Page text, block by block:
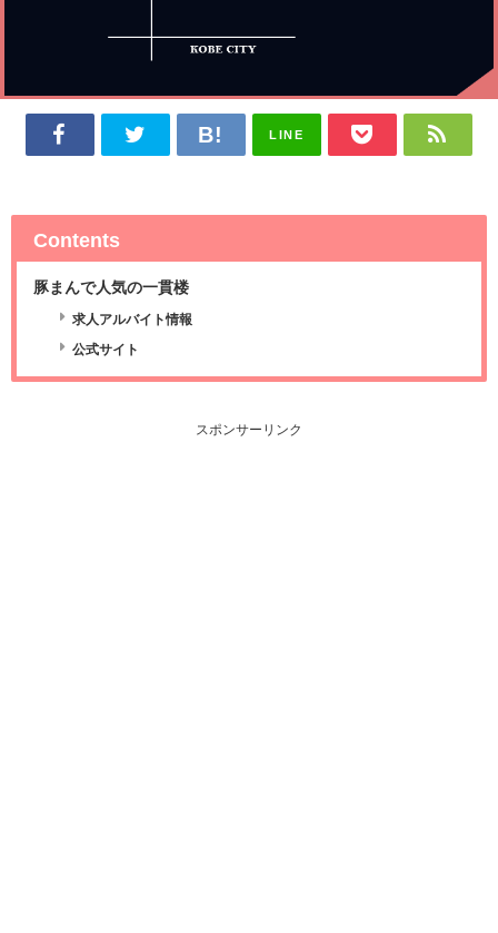
LINE
Contents
豚まんで人気の一貫楼
求人アルバイト情報
公式サイト
スポンサーリンク